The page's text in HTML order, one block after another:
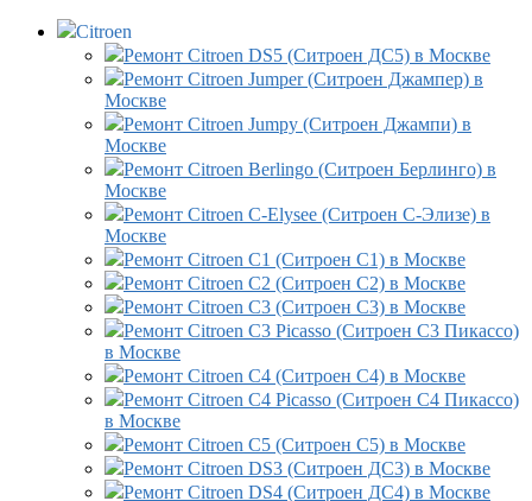
Citroen
Ремонт Citroen DS5 (Ситроен ДС5) в Москве
Ремонт Citroen Jumper (Ситроен Джампер) в
Москве
Ремонт Citroen Jumpy (Ситроен Джампи) в
Москве
Ремонт Citroen Berlingo (Ситроен Берлинго) в
Москве
Ремонт Citroen C-Elysee (Ситроен С-Элизе) в
Москве
Ремонт Citroen C1 (Ситроен С1) в Москве
Ремонт Citroen C2 (Ситроен С2) в Москве
Ремонт Citroen C3 (Ситроен С3) в Москве
Ремонт Citroen C3 Picasso (Ситроен С3 Пикассо)
в Москве
Ремонт Citroen C4 (Ситроен С4) в Москве
Ремонт Citroen C4 Picasso (Ситроен С4 Пикассо)
в Москве
Ремонт Citroen C5 (Ситроен С5) в Москве
Ремонт Citroen DS3 (Ситроен ДС3) в Москве
Ремонт Citroen DS4 (Ситроен ДС4) в Москве